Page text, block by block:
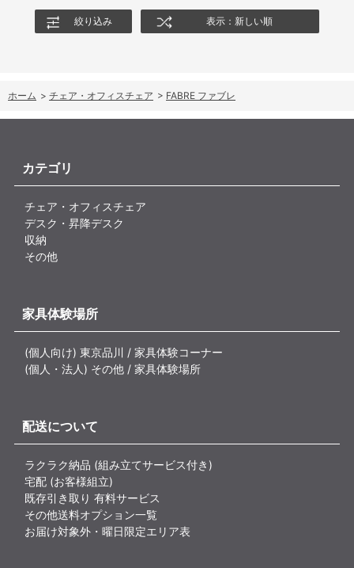
絞り込み 表示：新しい順
ホーム > チェア・オフィスチェア > FABRE ファブレ
カテゴリ
チェア・オフィスチェア
デスク・昇降デスク
収納
その他
家具体験場所
(個人向け) 東京品川 / 家具体験コーナー
(個人・法人) その他 / 家具体験場所
配送について
ラクラク納品 (組み立てサービス付き)
宅配 (お客様組立)
既存引き取り 有料サービス
その他送料オプション一覧
お届け対象外・曜日限定エリア表